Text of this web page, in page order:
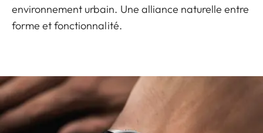
environnement urbain. Une alliance naturelle entre
forme et fonctionnalité.